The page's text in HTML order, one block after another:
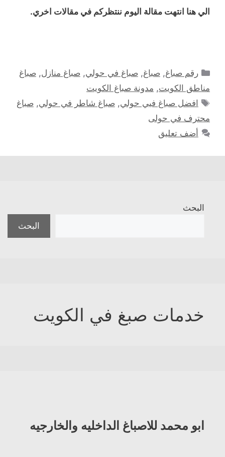
الي هنا انتهت مقالة اليوم ننتظركم في مقالات اخري.
التصنيفات
رقم صباغ, صباغ, صباغ في حولي, صباغ منازل, صباغ
مناطق الكويت, مدونة صباغ الكويت
الوسوم
افضل صباغ فيي حولي, صباغ شاطر في حولي, صباغ
محترف في حولى
أضف تعليق
البحث
البحث
خدمات صبغ في الكويت
ابو محمد للاصباغ الداخليه والخارجيه